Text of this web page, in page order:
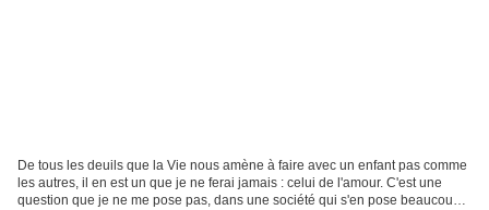
De tous les deuils que la Vie nous amène à faire avec un enfant pas comme
les autres, il en est un que je ne ferai jamais : celui de l'amour. C'est une
question que je ne me pose pas, dans une société qui s'en pose beaucoup